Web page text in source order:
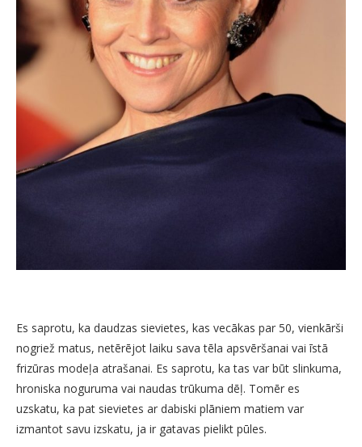
Es saprotu, ka daudzas sievietes, kas vecākas par 50, vienkārši
nogriež matus, netērējot laiku sava tēla apsvēršanai vai īstā
frizūras modeļa atrašanai. Es saprotu, ka tas var būt slinkuma,
hroniska noguruma vai naudas trūkuma dēļ. Tomēr es
uzskatu, ka pat sievietes ar dabiski plāniem matiem var
izmantot savu izskatu, ja ir gatavas pielikt pūles.